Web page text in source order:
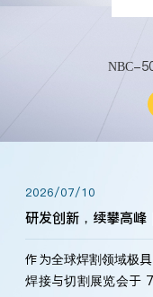
NBC-
2026/07/10
研发创新，续攀高峰
作为全球焊割领域极
焊接与切割展览会于